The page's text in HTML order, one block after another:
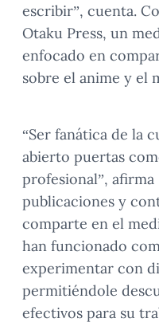
escribir”, cuenta.
Otaku Press, un
enfocado en
sobre el anime y el
“Ser fanática de la
abierto puertas
profesional”, afirma
publicaciones y
comparte en el
han funcionado
experimentar con
permitiéndole
efectivos para su